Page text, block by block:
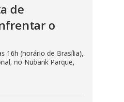
de
o
16h (horário de Brasília),
no Nubank Parque,